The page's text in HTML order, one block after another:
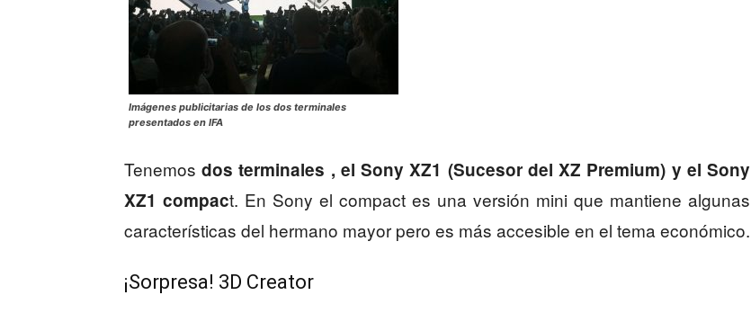
Imágenes publicitarias de los dos terminales
presentados en IFA
Tenemosdos terminales , el Sony XZ1 (Sucesor del XZ Premium) y el Sony
XZ1 compact. En Sony el compact es una versión mini que mantiene algunas
características del hermano mayor pero es más accesible en el tema económico.
¡Sorpresa! 3D Creator